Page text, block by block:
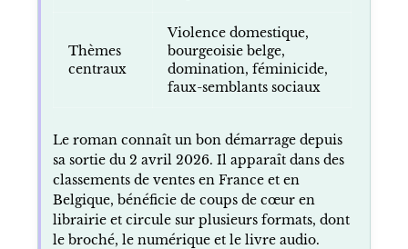
Thèmes
centraux
Violence domestique,
bourgeoisie belge,
domination, féminicide,
faux-semblants sociaux
Le roman connaît un bon démarrage depuis
sa sortie du 2 avril 2026. Il apparaît dans des
classements de ventes en France et en
Belgique, bénéficie de coups de cœur en
librairie et circule sur plusieurs formats, dont
le broché, le numérique et le livre audio.